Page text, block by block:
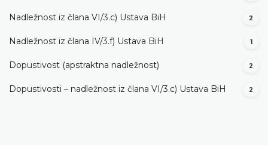
Nadležnost iz člana VI/3.c) Ustava BiH 2
Nadležnost iz člana IV/3.f) Ustava BiH 1
Dopustivost (apstraktna nadležnost) 2
Dopustivosti – nadležnost iz člana VI/3.c) Ustava BiH 2